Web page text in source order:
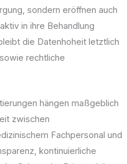
sondern eröffnen auch
in ihre Behandlung
die Datenhoheit letztlich
rechtliche
hängen maßgeblich
zwischen
Fachpersonal und
kontinuierliche